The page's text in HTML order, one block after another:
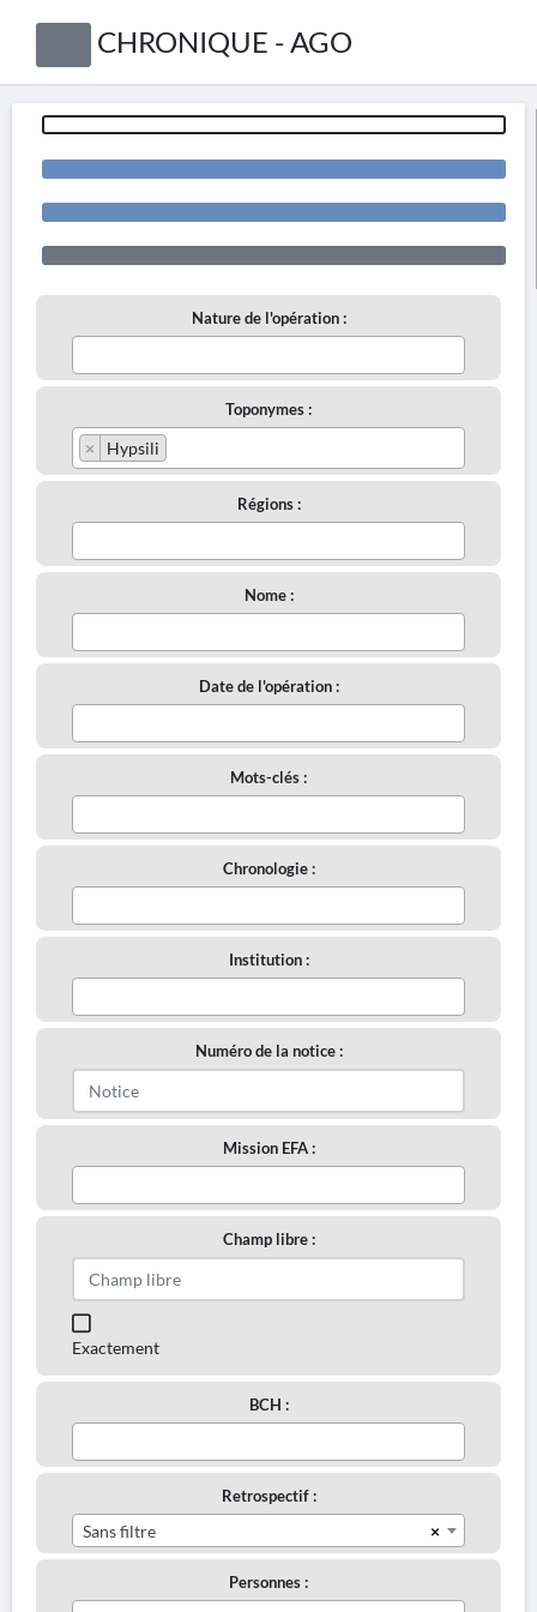
CHRONIQUE - AGO
Nature de l'opération :
Toponymes :
× Hypsili
Régions :
Nome :
Date de l'opération :
Mots-clés :
Chronologie :
Institution :
Numéro de la notice :
Mission EFA :
Champ libre :
Exactement
BCH :
Retrospectif :
×
Sans filtre
Personnes :